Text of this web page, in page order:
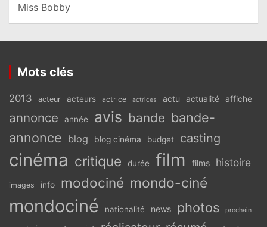
Miss Bobby
Mots clés
2013 acteur acteurs actrice actrices actu actualité affiche
annonce année avis bande bande-
annonce blog blog cinéma budget casting
cinéma critique durée film films histoire
images info modociné mondo-ciné
mondociné nationalité news photos prochain